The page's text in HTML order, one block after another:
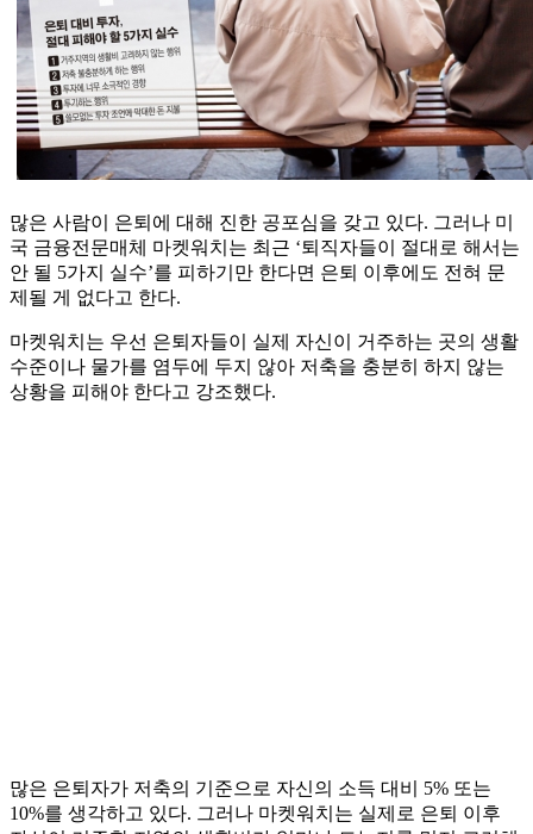
많은 사람이 은퇴에 대해 진한 공포심을 갖고 있다. 그러나 미
국 금융전문매체 마켓워치는 최근 ‘퇴직자들이 절대로 해서는
안 될 5가지 실수’를 피하기만 한다면 은퇴 이후에도 전혀 문
제될 게 없다고 한다.
마켓워치는 우선 은퇴자들이 실제 자신이 거주하는 곳의 생활
수준이나 물가를 염두에 두지 않아 저축을 충분히 하지 않는
상황을 피해야 한다고 강조했다.
많은 은퇴자가 저축의 기준으로 자신의 소득 대비 5% 또는
10%를 생각하고 있다. 그러나 마켓워치는 실제로 은퇴 이후